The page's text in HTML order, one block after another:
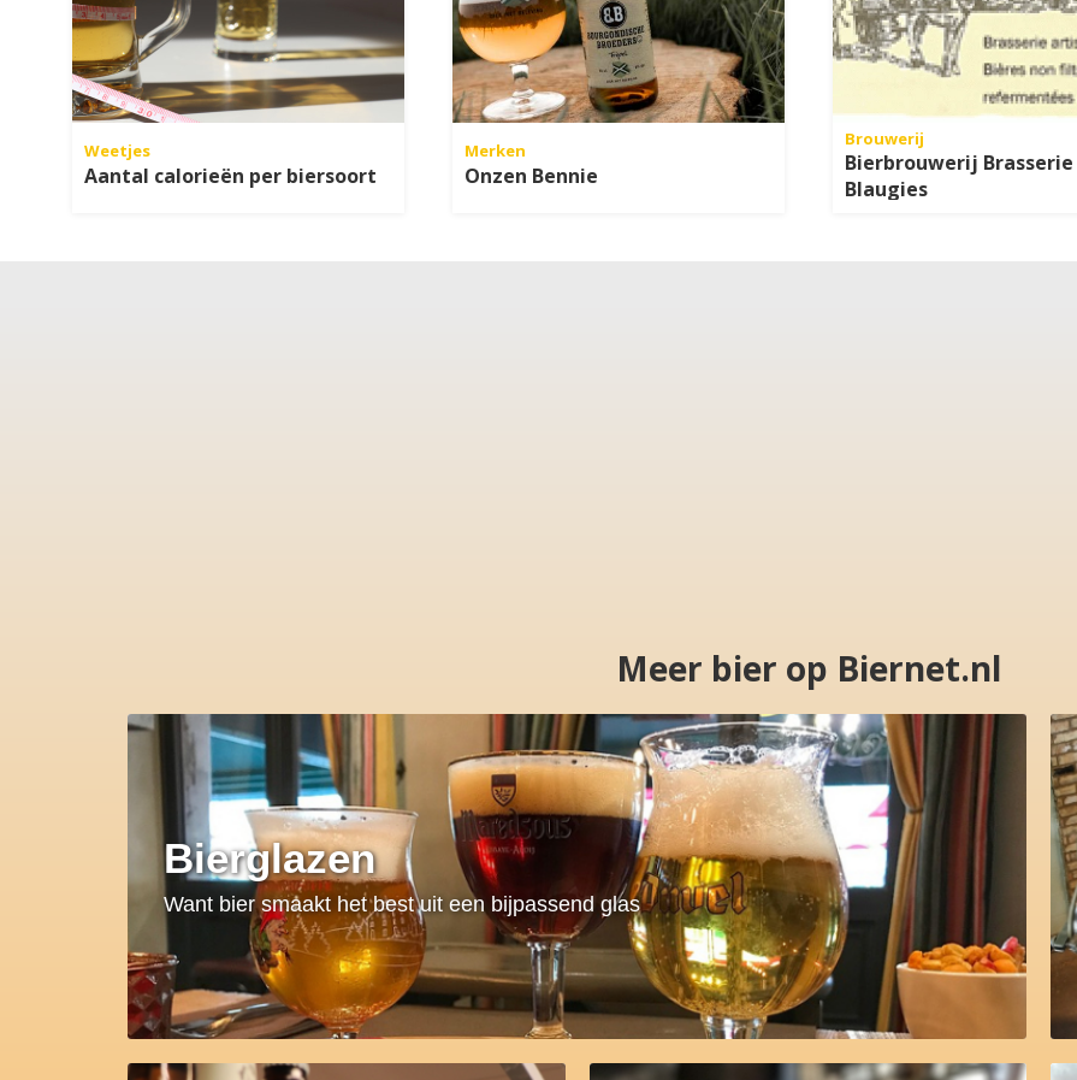
Weetjes
Aantal calorieën per biersoort
Merken
Onzen Bennie
Brouwerij
Bierbrouwerij Brasserie
Blaugies
Meer bier op Biernet.nl
Bierglazen
Want bier smaakt het best uit een bijpassend glas